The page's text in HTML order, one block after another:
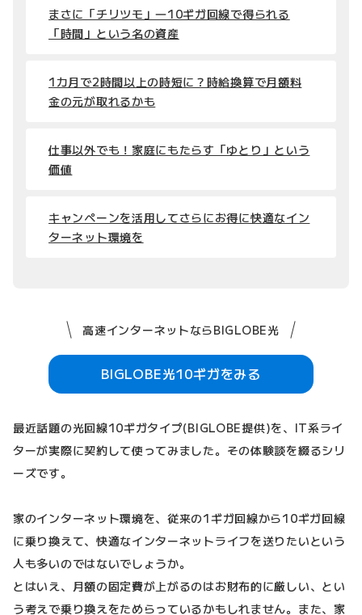
まさに「チリツモ」―10ギガ回線で得られる
「時間」という名の資産
1カ月で2時間以上の時短に？時給換算で月額料
金の元が取れるかも
仕事以外でも！家庭にもたらす「ゆとり」という
価値
キャンペーンを活用してさらにお得に快適なイン
ターネット環境を
高速インターネットならBIGLOBE光
BIGLOBE光10ギガをみる
最近話題の光回線10ギガタイプ(BIGLOBE提供)を、IT系ライ
ターが実際に契約して使ってみました。その体験談を綴るシリ
ーズです。
家のインターネット環境を、従来の1ギガ回線から10ギガ回線
に乗り換えて、快適なインターネットライフを送りたいという
人も多いのではないでしょうか。
とはいえ、月額の固定費が上がるのはお財布的に厳しい、とい
う考えで乗り換えをためらっているかもしれません。また、家